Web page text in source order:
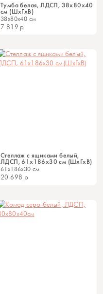
Тумба белая, ЛДСП, 38х80х40
см (ШхГхВ)
38x80x40 см
7 819 р
Стеллаж с ящиками белый,
ЛДСП, 61х186х30 см (ШхГхВ)
61x186x30 см
20 698 р